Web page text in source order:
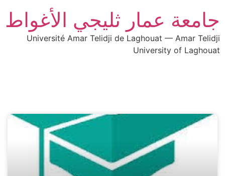
جامعة عمار ثليجي الأغواط
Université Amar Telidji de Laghouat — Amar Telidji
University of Laghouat